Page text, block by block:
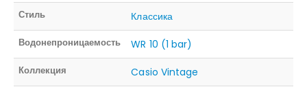
Стиль Классика
Водонепроницаемость WR 10 (1 bar)
Коллекция Casio Vintage